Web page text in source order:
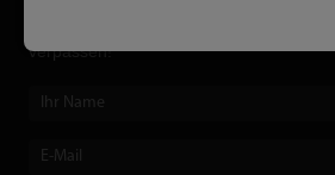
verpassen!